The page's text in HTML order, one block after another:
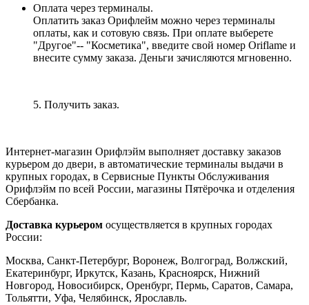
Оплата через терминалы.
Оплатить заказ Орифлейм можно через терминалы
оплаты, как и сотовую связь. При оплате выберете
"Другое"-- "Косметика", введите свой номер Oriflame и
внесите сумму заказа. Деньги зачисляются мгновенно.
5. Получить заказ.
Интернет-магазин Орифлэйм выполняет доставку заказов
курьером до двери, в автоматические терминалы выдачи в
крупных городах, в Сервисные Пункты Обслуживания
Орифлэйм по всей России, магазины Пятёрочка и отделения
Сбербанка.
Доставка курьером осуществляется в крупных городах
России:
Москва, Санкт-Петербург, Воронеж, Волгоград, Волжский,
Екатеринбург, Иркутск, Казань, Красноярск, Нижний
Новгород, Новосибирск, Оренбург, Пермь, Саратов, Самара,
Тольятти, Уфа, Челябинск, Ярославль.